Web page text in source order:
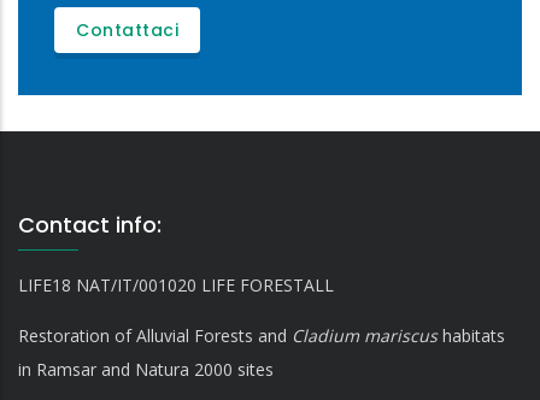
Contattaci
Contact info:
LIFE18 NAT/IT/001020 LIFE FORESTALL
Restoration of Alluvial Forests and Cladium mariscushabitats
in Ramsar and Natura 2000 sites